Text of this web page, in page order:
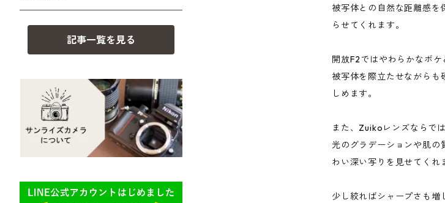
被写体との自然な距離感を
らせてくれます。
開放F2ではやわらかなボケ
被写体を際立たせながらも
しめます。
また、Zuikoレンズならで
光のグラデーションや肌の
わい深い写りを見せてくれ
少し絞ればシャープさも増
BESSA
YASHICA（ヤシカ）
Mamiya（マミヤ）
M645,二眼レフ
Plaubel（プラウベル）
K（ペンタックス）
CY（ヤシカコンタックス）
M（ライカ）
R（ライカ）
E（ソニー）
AR（コニカ）
記事一覧を見る